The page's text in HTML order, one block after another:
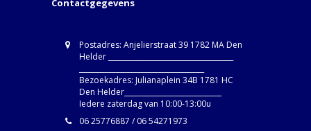
Postadres: Anjelierstraat 39 1782 MA Den
Helder ____________________________________
Bezoekadres: Julianaplein 34B 1781 HC
Den Helder____________________________
Iedere zaterdag van 10:00-13:00u
06 25776887 / 06 54271973